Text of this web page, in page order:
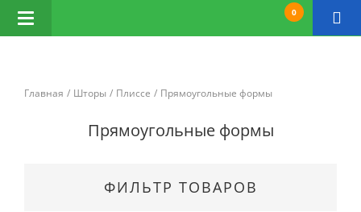
0
Открыть
навигацию
Главная Шторы Плиссе Прямоугольные формы
Прямоугольные формы
ФИЛЬТР ТОВАРОВ